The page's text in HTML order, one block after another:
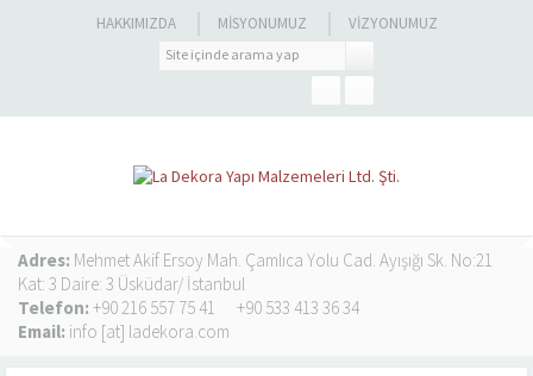
HAKKIMIZDA MISYONUMUZ VIZYONUMUZ
Adres: Mehmet Akif Ersoy Mah. Çamlıca Yolu Cad. Ayışığı Sk. No:21
Kat: 3 Daire: 3 Üsküdar/ İstanbul
Telefon: +90 216 557 75 41
+90 533 413 36 34
Email: info [at] ladekora.com